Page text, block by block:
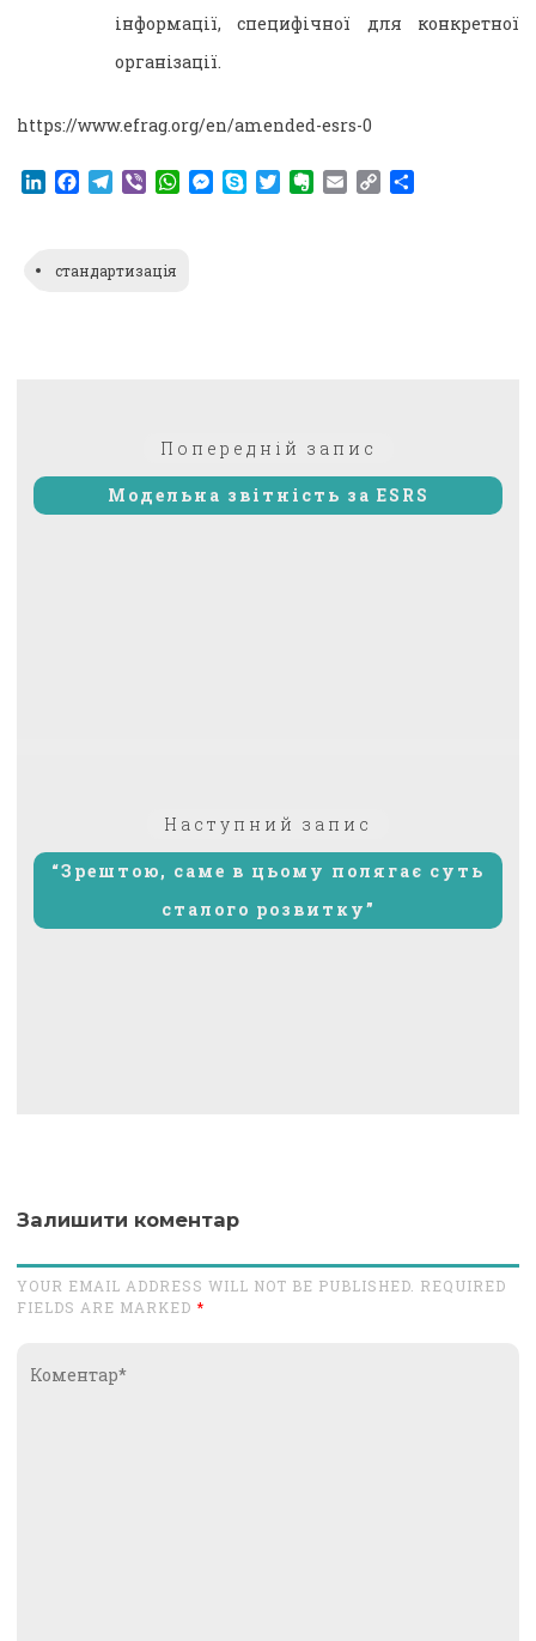
інформації, специфічної для конкретної
організації.
https://www.efrag.org/en/amended-esrs-0
LinkedIn
Facebook
Telegram
ViberWhatsApp
Messenger
SkypeTwitterEvernote
EmailCopy
стандартизація
Попередній запис
Модельна звітність за ESRS
Наступний запис
“Зрештою, саме в цьому полягає суть
сталого розвитку”
Залишити коментар
YOUR EMAIL ADDRESS WILL NOT BE PUBLISHED. REQUIRED
FIELDS ARE MARKED *